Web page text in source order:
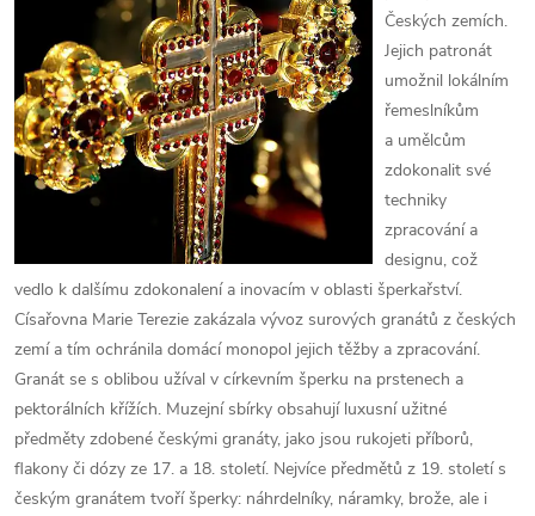
Českých zemích.
Jejich patronát
umožnil lokálním
řemeslníkům
a umělcům
zdokonalit své
techniky
zpracování a
designu, což
vedlo k dalšímu zdokonalení a inovacím v oblasti šperkařství.
Císařovna Marie Terezie zakázala vývoz surových granátů z českých
zemí a tím ochránila domácí monopol jejich těžby a zpracování.
Granát se s oblibou užíval v církevním šperku na prstenech a
pektorálních křížích. Muzejní sbírky obsahují luxusní užitné
předměty zdobené českými granáty, jako jsou rukojeti příborů,
flakony či dózy ze 17. a 18. století. Nejvíce předmětů z 19. století s
českým granátem tvoří šperky: náhrdelníky, náramky, brože, ale i